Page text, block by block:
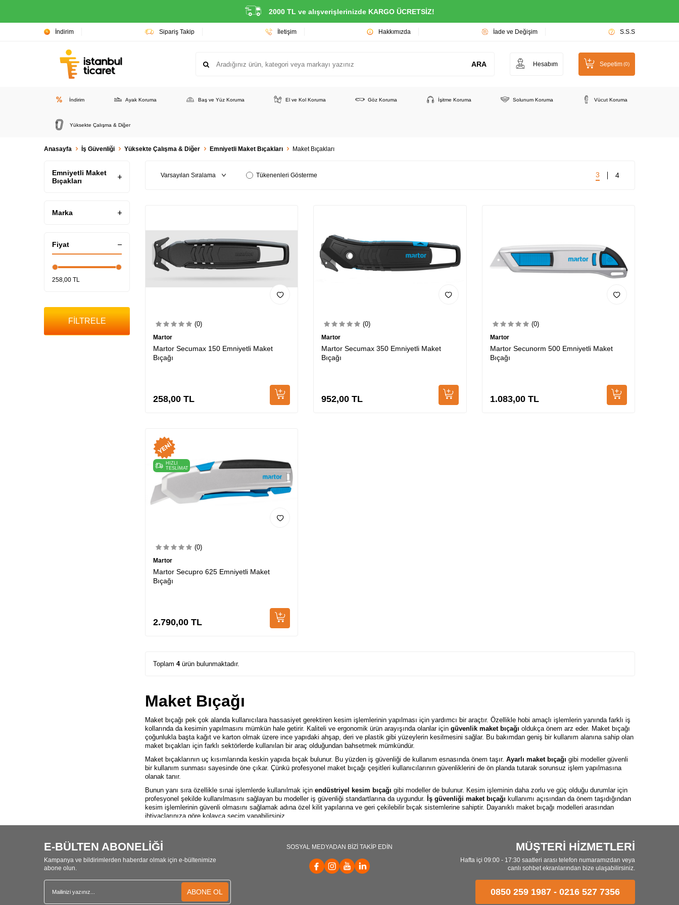
2000 TL ve alışverişlerinizde KARGO ÜCRETSİZ!
İndirim Sipariş Takip İletişim Hakkımızda İade ve Değişim S.S.S
ARA Hesabım Sepetim(0)
İndirim Ayak Koruma Baş ve Yüz Koruma El ve Kol Koruma Göz Koruma İşitme Koruma Solunum Koruma Vücut Koruma
Yüksekte Çalışma & Diğer
Anasayfa İş Güvenliği Yüksekte Çalışma & Diğer Emniyetli Maket Bıçakları Maket Bıçakları
Emniyetli Maket
Bıçakları
Marka
Fiyat
258,00 TL
FİLTRELE
Tükenenleri Gösterme 3 4
(0)
Martor
Martor Secumax 150 Emniyetli Maket
Bıçağı
258,00 TL
(0)
Martor
Martor Secumax 350 Emniyetli Maket
Bıçağı
952,00 TL
(0)
Martor
Martor Secunorm 500 Emniyetli Maket
Bıçağı
1.083,00TL
HIZLI
TESLİMAT
(0)
Martor
Martor Secupro 625 Emniyetli Maket
Bıçağı
2.790,00 TL
Toplam 4ürün bulunmaktadır.
Maket Bıçağı
Maket bıçağı pek çok alanda kullanıcılara hassasiyet gerektiren kesim işlemlerinin yapılması için yardımcı bir araçtır. Özellikle hobi amaçlı işlemlerin yanında farklı iş
kollarında da kesimin yapılmasını mümkün hale getirir. Kaliteli ve ergonomik ürün arayışında olanlar için güvenlik maket bıçağı oldukça önem arz eder. Maket bıçağı
çoğunlukla başta kağıt ve karton olmak üzere ince yapıdaki ahşap, deri ve plastik gibi yüzeylerin kesilmesini sağlar. Bu bakımdan geniş bir kullanım alanına sahip olan
maket bıçakları için farklı sektörlerde kullanılan bir araç olduğundan bahsetmek mümkündür.
Maket bıçaklarının uç kısımlarında keskin yapıda bıçak bulunur. Bu yüzden iş güvenliği de kullanım esnasında önem taşır. Ayarlı maket bıçağı gibi modeller güvenli
bir kullanım sunması sayesinde öne çıkar. Çünkü profesyonel maket bıçağı çeşitleri kullanıcılarının güvenliklerini de ön planda tutarak sorunsuz işlem yapılmasına
olanak tanır.
Bunun yanı sıra özellikle sınai işlemlerde kullanılmak için endüstriyel kesim bıçağı gibi modeller de bulunur. Kesim işleminin daha zorlu ve güç olduğu durumlar için
profesyonel şekilde kullanılmasını sağlayan bu modeller iş güvenliği standartlarına da uygundur.
İş güvenliği maket bıçağı kullanımı açısından da önem taşıdığından
kesim işlemlerinin güvenli olmasını sağlamak adına özel kilit yapılarına ve geri çekilebilir bıçak sistemlerine sahiptir. Dayanıklı maket bıçağı modelleri arasından
ihtiyaçlarınıza göre kolayca seçim yapabilirsiniz.
Kullanım alanına göre
farklılık gösterir. Özellikle çeşitliliğin bu denli fazla olması maket bıçağı modelleri arasından daha kolay tercih
yapabilmenizi mümkün kılar. Bu çeşitler arasında sık tercih edilen modellerden birisi
otomatik maket bıçağımodelidir. Özellikle bu model bıçağın otomatik şekilde geri
çekilmesini mümkün kılan yapıya sahiptir ve böylece kullanıcılar güvenli bir şekilde kullanabilir. Otomatik geri çekilmesi için tutuş kısmındaki düğmenin aktif hale
Ergonomik maket bıçağı modelleri
ise kullanım esnasında rahat bir tutuş açısı kavranmasını sağlar. Özellikle uzun süreli kullanımlarda yaşanabilecek yorgunluk gibi
durumların önüne geçmek açısından idealdir. Aynı zamanda kullanıcının daha rahat bıçağı kavramasını ve böylece hassas işlemleri de sorunsuz yapabilmesini olanaklı
E-BÜLTEN ABONELİĞİ
Kampanya ve bildirimlerden haberdar olmak için e-bültenimize
abone olun.
ABONE OL
SOSYAL MEDYADAN BİZİ TAKİP EDİN MÜŞTERİ HİZMETLERİ
Hafta içi 09:00 - 17:30 saatleri arası telefon numaramızdan veya
canlı sohbet ekranlarından bize ulaşabilirsiniz.
0850 259 1987 - 0216 527 7356